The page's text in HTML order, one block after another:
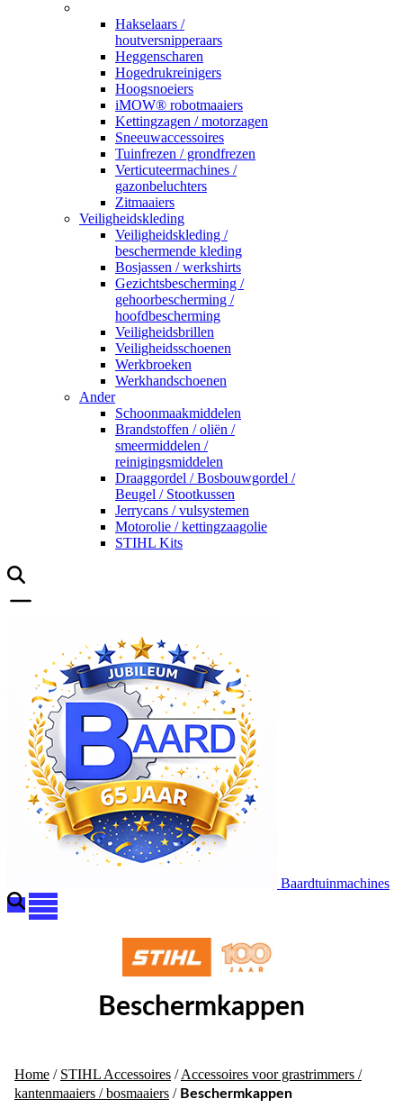
Hakselaars /
houtversnipperaars
Heggenscharen
Hogedrukreinigers
Hoogsnoeiers
iMOW® robotmaaiers
Kettingzagen / motorzagen
Sneeuwaccessoires
Tuinfrezen / grondfrezen
Verticuteermachines /
gazonbeluchters
Zitmaaiers
Veiligheidskleding
Veiligheidskleding /
beschermende kleding
Bosjassen / werkshirts
Gezichtsbescherming /
gehoorbescherming /
hoofdbescherming
Veiligheidsbrillen
Veiligheidsschoenen
Werkbroeken
Werkhandschoenen
Ander
Schoonmaakmiddelen
Brandstoffen / oliën /
smeermiddelen /
reinigingsmiddelen
Draaggordel / Bosbouwgordel /
Beugel / Stootkussen
Jerrycans / vulsystemen
Motorolie / kettingzaagolie
STIHL Kits
Baardtuinmachines
Beschermkappen
Home / STIHL Accessoires /Accessoires voor grastrimmers /
kantenmaaiers / bosmaaiers / Beschermkappen